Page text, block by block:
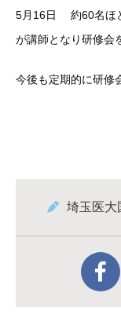
5月16日 約60名ほ
が講師となり研修会
今後も定期的に研修
埼玉医